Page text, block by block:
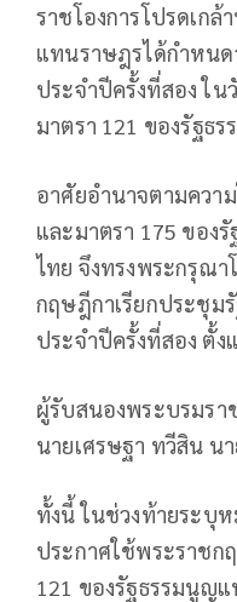
ราชโองการโปรดเก
แทนราษฎรได้กำหน
ประจำปีครั้งที่สอง ใ
มาตรา 121 ของรัฐธ
อาศัยอำนาจตามควา
และมาตรา 175 ของ
ไทย จึงทรงพระกรุณา
กฤษฎีกาเรียกประชุม
ประจำปีครั้งที่สอง ตั้
ผู้รับสนองพระบรมรา
นายเศรษฐา ทวีสิน น
ทั้งนี้ ในช่วงท้ายระบุห
ประกาศใช้พระราช
121 ของรัฐธรรมนูญ